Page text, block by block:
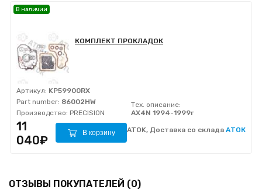
КОМПЛЕКТ ПРОКЛАДОК
Артикул: KP59900RX
Part number: 86002HW
Производство: PRECISION
Тех. описание:
AX4N 1994-1999г
В наличии
11
040₽
В корзину ATOK, Доставка со склада АТОК
ОТЗЫВЫ ПОКУПАТЕЛЕЙ (0)